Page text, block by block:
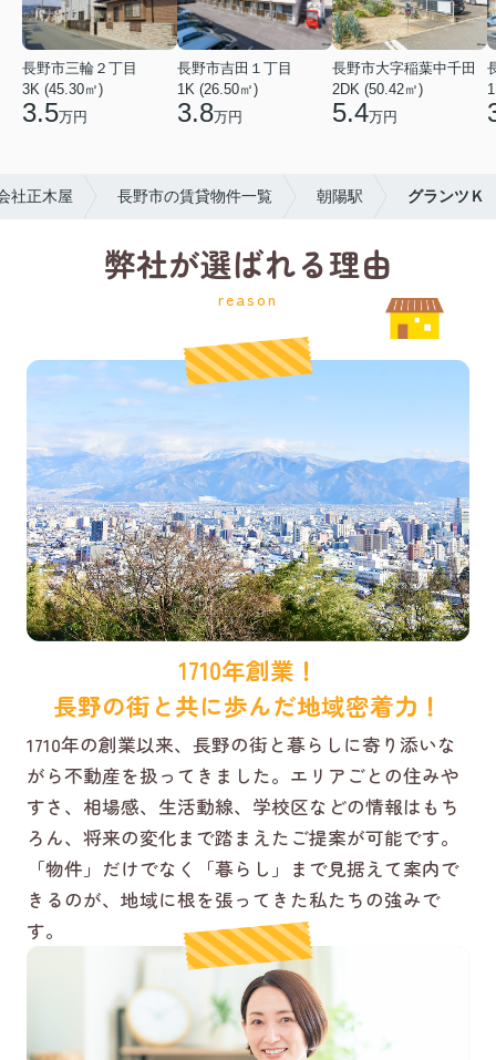
長野市三輪２丁目
3K (45.30㎡)
3.5万円
長野市吉田１丁目
1K (26.50㎡)
3.8万円
長野市大字稲葉中千田
2DK (50.42㎡)
5.4万円
社正木屋 長野市の賃貸物件一覧 朝陽駅 グランツＫ
弊社が選ばれる理由
reason
1710年創業！
長野の街と共に歩んだ地域密着力！
1710年の創業以来、長野の街と暮らしに寄り添いな
がら不動産を扱ってきました。エリアごとの住みや
すさ、相場感、生活動線、学校区などの情報はもち
ろん、将来の変化まで踏まえたご提案が可能です。
「物件」だけでなく「暮らし」まで見据えて案内で
きるのが、地域に根を張ってきた私たちの強みで
す。